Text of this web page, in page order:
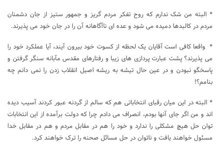
* البته من شک ندارم که روح تفکر مردم گریز و جمهور ستیز از جان دشمنان
مردم در کالبدها دمیده می شود و عده ای ناآگاهانه آن را در جان خود می پذیرند.
* واقعا کافی است آقایان یک لحظه از کسوت خود بیرون آیند، آیا عملکرد خود را
می پذیرند؟ پشت عبارت پردازی های زیبا و رفتارهای مقدس مآبانه سنگر گرفتن و
پاسخگو نبودن و در عین حال تیشه به ریشه اصیل انقلاب زدن را نمی دانم چه
بنامم؟!
* البته در این میان رقبای انتخاباتی هم که سالم از گردنه عبور کردند آسیب دیده
اند و من اگر جای آنها بودم، انصراف می دادم چرا که دولت برآمده از این انتخابات
توان حل هیچ مشکلی را ندارد و خود را هم در مقابل مردم و هم در مقابل خدا
مسئول خواهند یافت و ناتوان در حل مسائل صحنه را ترک خواهند کرد.